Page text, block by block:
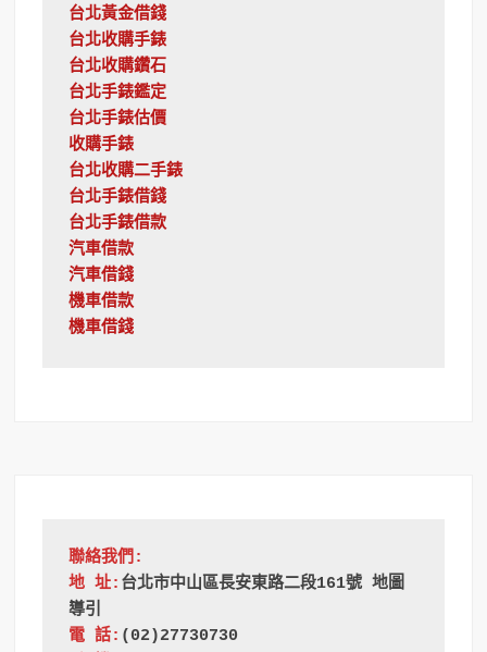
台北黃金借錢
台北收購手錶
台北收購鑽石
台北手錶鑑定
台北手錶估價
收購手錶
台北收購二手錶
台北手錶借錢
台北手錶借款
汽車借款
汽車借錢
機車借款
機車借錢
聯絡我們:
地 址: 台北市中山區長安東路二段161號 地圖
導引
電 話: (02)27730730